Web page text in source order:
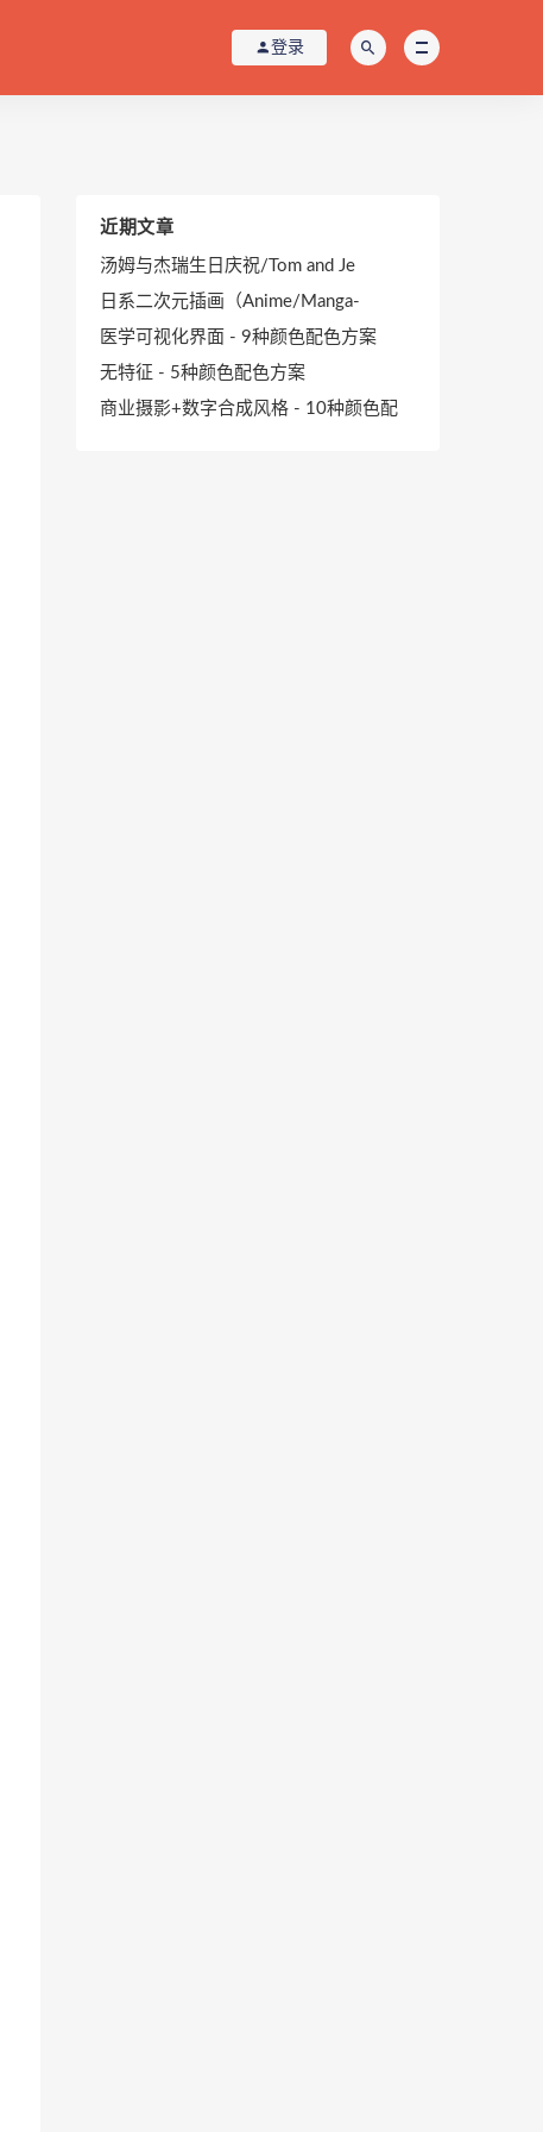
登录
近期文章
汤姆与杰瑞生日庆祝/Tom and Je
日系二次元插画（Anime/Manga-
医学可视化界面 - 9种颜色配色方案
无特征 - 5种颜色配色方案
商业摄影+数字合成风格 - 10种颜色配